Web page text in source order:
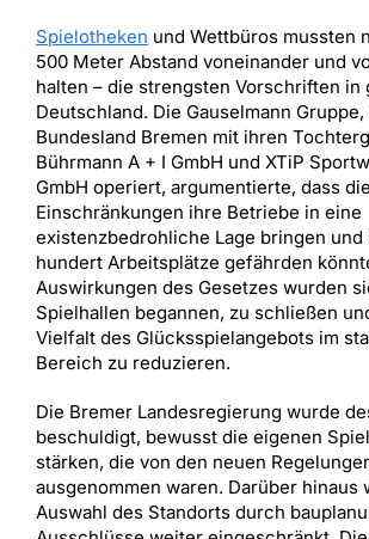
Spielotheken und Wettbüros mussten
500 Meter Abstand voneinander und
halten – die strengsten Vorschriften in
Deutschland. Die Gauselmann Gruppe,
Bundesland Bremen mit ihren
Bührmann A + I GmbH und XTiP
GmbH operiert, argumentierte, dass
Einschränkungen ihre Betriebe in eine
existenzbedrohliche Lage bringen und
hundert Arbeitsplätze gefährden
Auswirkungen des Gesetzes wurden
Spielhallen begannen, zu schließen
Vielfalt des Glücksspielangebots im
Bereich zu reduzieren.
Die Bremer Landesregierung wurde
beschuldigt, bewusst die eigenen
stärken, die von den neuen
ausgenommen waren. Darüber hinaus
Auswahl des Standorts durch